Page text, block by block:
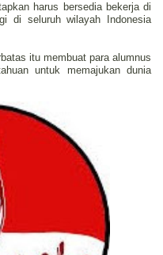
harus bersedia bekerja di
di seluruh wilayah Indonesia
itu membuat para alumnus
untuk memajukan dunia